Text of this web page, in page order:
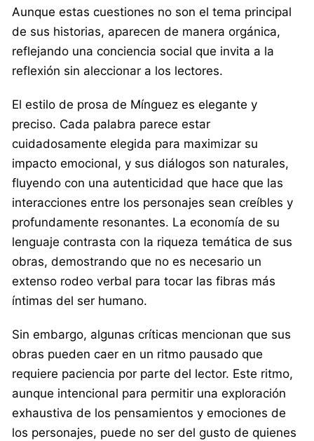
Aunque estas cuestiones no son el tema principal
de sus historias, aparecen de manera orgánica,
reflejando una conciencia social que invita a la
reflexión sin aleccionar a los lectores.
El estilo de prosa de Mínguez es elegante y
preciso. Cada palabra parece estar
cuidadosamente elegida para maximizar su
impacto emocional, y sus diálogos son naturales,
fluyendo con una autenticidad que hace que las
interacciones entre los personajes sean creíbles y
profundamente resonantes. La economía de su
lenguaje contrasta con la riqueza temática de sus
obras, demostrando que no es necesario un
extenso rodeo verbal para tocar las fibras más
íntimas del ser humano.
Sin embargo, algunas críticas mencionan que sus
obras pueden caer en un ritmo pausado que
requiere paciencia por parte del lector. Este ritmo,
aunque intencional para permitir una exploración
exhaustiva de los pensamientos y emociones de
los personajes, puede no ser del gusto de quienes